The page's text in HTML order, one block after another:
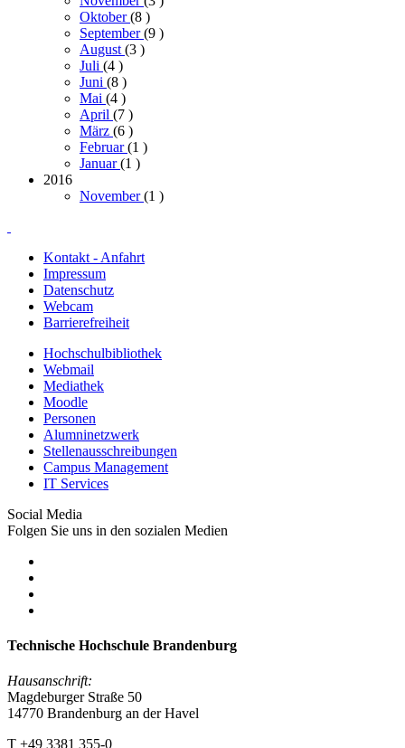
Oktober(8 )
September(9 )
August (3 )
Juli (4 )
Juni (8 )
Mai (4 )
April (7 )
März (6 )
Februar(1 )
Januar(1 )
2016
November(1 )
Kontakt - Anfahrt
Impressum
Datenschutz
Webcam
Barrierefreiheit
Hochschulbibliothek
Webmail
Mediathek
Moodle
Personen
Alumninetzwerk
Stellenausschreibungen
Campus Management
IT Services
Social Media
Folgen Sie uns in den sozialen Medien
Technische Hochschule Brandenburg
Hausanschrift:
Magdeburger Straße 50
14770 Brandenburg an der Havel
T +49 3381 355-0